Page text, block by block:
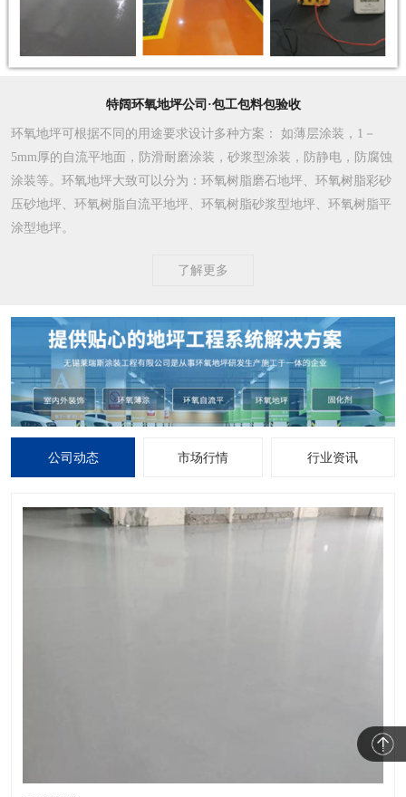
特阔环氧地坪公司·包工包料包验收
环氧地坪可根据不同的用途要求设计多种方案 ： 如薄层涂装，1－
5mm厚的自流平地面，防滑耐磨涂装，砂浆型涂装，防静电，防腐蚀
涂装等。环氧地坪大致可以分为：环氧树脂磨石地坪、环氧树脂彩砂
压砂地坪、环氧树脂自流平地坪、环氧树脂砂浆型地坪、环氧树脂平
涂型地坪。
了解更多
公司动态 市场行情 行业资讯